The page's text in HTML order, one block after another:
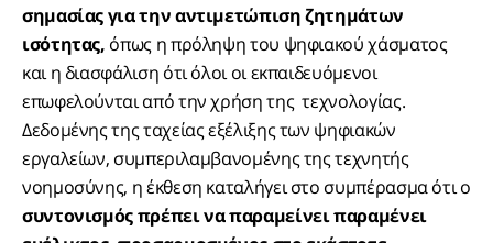
σημασίας για την αντιμετώπιση ζητημάτων
ισότητας, όπως η πρόληψη του ψηφιακού χάσματος
και η διασφάλιση ότι όλοι οι εκπαιδευόμενοι
επωφελούνται από την χρήση της τεχνολογίας.
Δεδομένης της ταχείας εξέλιξης των ψηφιακών
εργαλείων, συμπεριλαμβανομένης της τεχνητής
νοημοσύνης, η έκθεση καταλήγει στο συμπέρασμα ότι ο
συντονισμός πρέπει να παραμείνει παραμένει